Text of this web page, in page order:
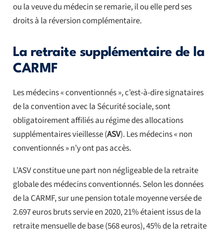
ou la veuve du médecin se remarie, il ou elle perd ses
droits à la réversion complémentaire.
La retraite supplémentaire de la
CARMF
Les médecins « conventionnés », c’est-à-dire signataires
de la convention avec la Sécurité sociale, sont
obligatoirement affiliés au régime des allocations
supplémentaires vieillesse (ASV). Les médecins « non
conventionnés » n’y ont pas accès.
L’ASV constitue une part non négligeable de la retraite
globale des médecins conventionnés. Selon les données
de la CARMF, sur une pension totale moyenne versée de
2.697 euros bruts servie en 2020, 21% étaient issus de la
retraite mensuelle de base (568 euros), 45% de la retraite